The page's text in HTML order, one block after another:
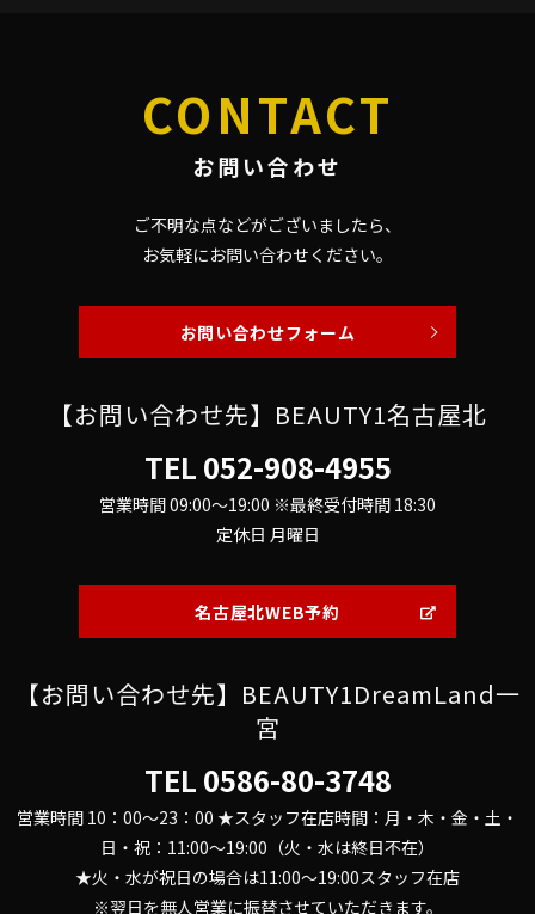
CONTACT
お問い合わせ
ご不明な点などがございましたら、
お気軽にお問い合わせください。
お問い合わせフォーム
【お問い合わせ先】BEAUTY1名古屋北
TEL 052-908-4955
営業時間 09:00～19:00 ※最終受付時間 18:30
定休日 月曜日
名古屋北WEB予約
【お問い合わせ先】BEAUTY1DreamLand一
宮
TEL 0586-80-3748
営業時間 10：00～23：00 ★スタッフ在店時間：月・木・金・土・
日・祝：11:00～19:00（火・水は終日不在）
★火・水が祝日の場合は11:00～19:00スタッフ在店
※翌日を無人営業に振替させていただきます。